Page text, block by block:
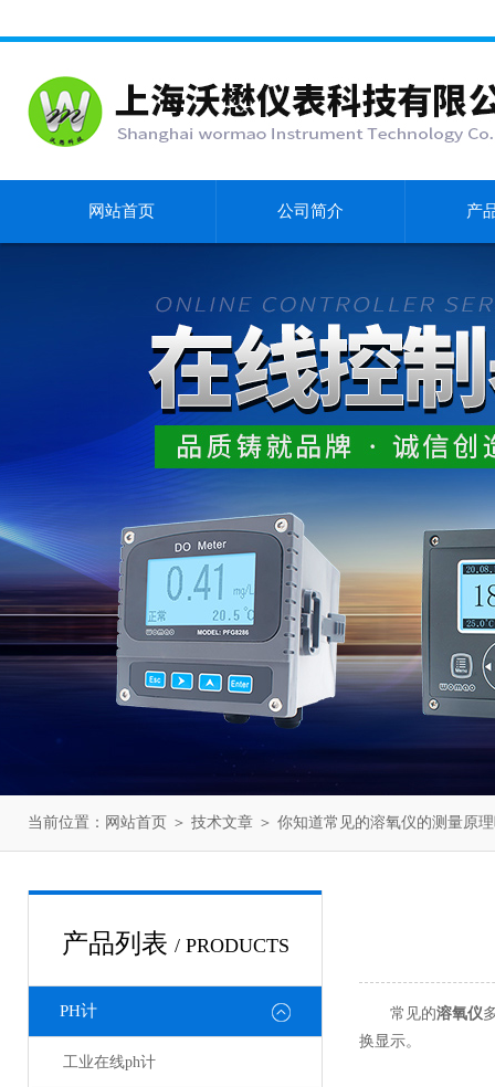
网站首页 公司简介 产
当前位置： 网站首页 ＞ 技术文章 ＞ 你知道常见的溶氧仪的测量原
产品列表 / PRODUCTS
PH计
工业在线ph计
常见的溶氧仪
换显示。